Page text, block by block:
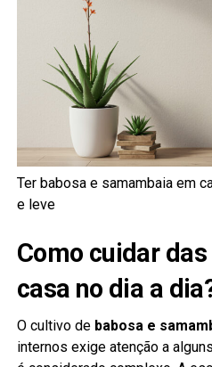
Ter babosa e samambaia em
e leve
Como cuidar
casa no dia a
O cultivo de babosa e
internos exige atenção a